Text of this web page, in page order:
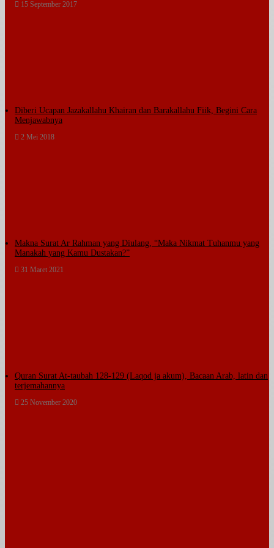
15 September 2017
Diberi Ucapan Jazakallahu Khairan dan Barakallahu Fiik, Begini Cara
Menjawabnya
2 Mei 2018
Makna Surat Ar Rahman yang Diulang, “Maka Nikmat Tuhanmu yang
Manakah yang Kamu Dustakan?”
31 Maret 2021
Quran Surat At-taubah 128-129 (Laqod ja akum), Bacaan Arab, latin dan
terjemahannya
25 November 2020